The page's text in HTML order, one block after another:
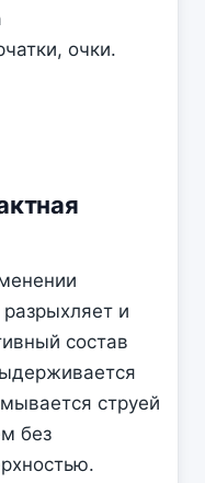
очки.
и
состав
струей
без